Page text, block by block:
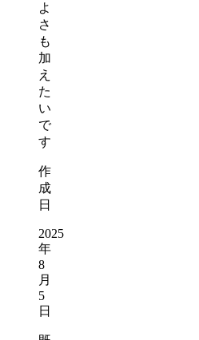
よ
さ
も
加
え
た
い
で
す
作
成
日
2025
年
8
月
5
日